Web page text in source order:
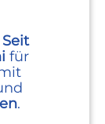
Seit
für
.